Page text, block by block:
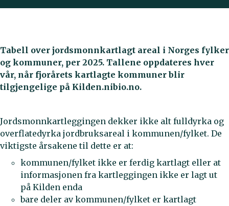
Tabell over jordsmonnkartlagt areal i Norges fylker
og kommuner, per 2025. Tallene oppdateres hver
vår, når fjorårets kartlagte kommuner blir
tilgjengelige på Kilden.nibio.no.
Jordsmonnkartleggingen dekker ikke alt fulldyrka og
overflatedyrka jordbruksareal i kommunen/fylket. De
viktigste årsakene til dette er at:
kommunen/fylket ikke er ferdig kartlagt eller at
informasjonen fra kartleggingen ikke er lagt ut
på Kilden enda
bare deler av kommunen/fylket er kartlagt